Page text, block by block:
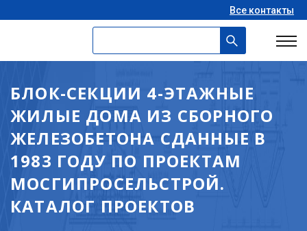
Все контакты
БЛОК-СЕКЦИИ 4-ЭТАЖНЫЕ
ЖИЛЫЕ ДОМА ИЗ СБОРНОГО
ЖЕЛЕЗОБЕТОНА СДАННЫЕ В
1983 ГОДУ ПО ПРОЕКТАМ
МОСГИПРОСЕЛЬСТРОЙ.
КАТАЛОГ ПРОЕКТОВ